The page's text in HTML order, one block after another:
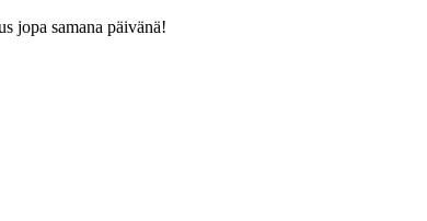
jopa samana päivänä!